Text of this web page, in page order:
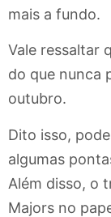
mais a fundo.
Vale ressaltar
do que nunca
outubro.
Dito isso,
algumas
Além disso, o
Majors no